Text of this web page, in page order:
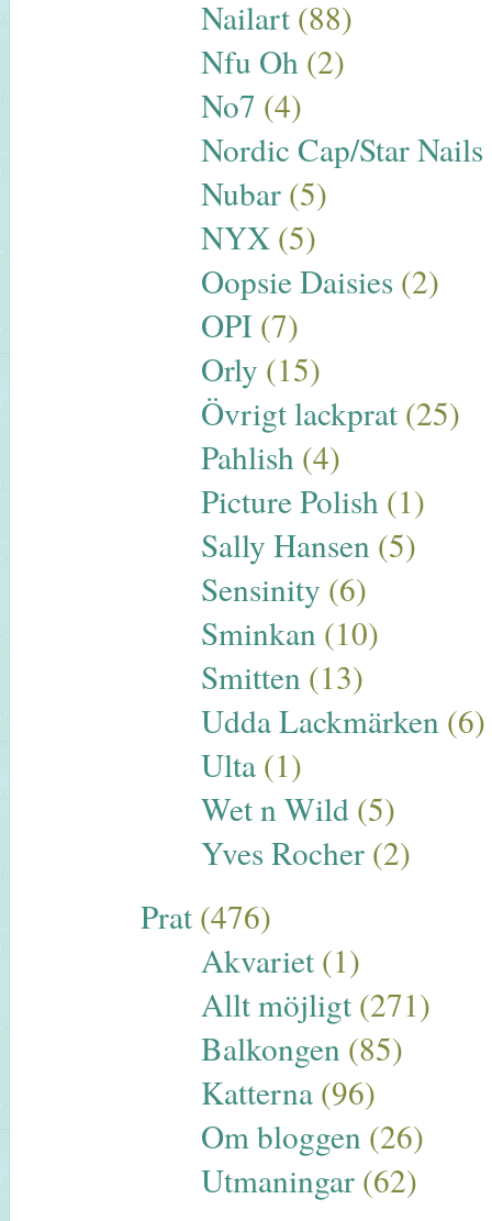
Nailart (88)
Nfu Oh (2)
No7 (4)
Nordic Cap/Star Nails
Nubar (5)
NYX (5)
Oopsie Daisies (2)
OPI (7)
Orly (15)
Övrigt lackprat (25)
Pahlish (4)
Picture Polish (1)
Sally Hansen (5)
Sensinity (6)
Sminkan (10)
Smitten (13)
Udda Lackmärken (6)
Ulta (1)
Wet n Wild (5)
Yves Rocher (2)
Prat(476)
Akvariet (1)
Allt möjligt (271)
Balkongen (85)
Katterna (96)
Om bloggen (26)
Utmaningar (62)